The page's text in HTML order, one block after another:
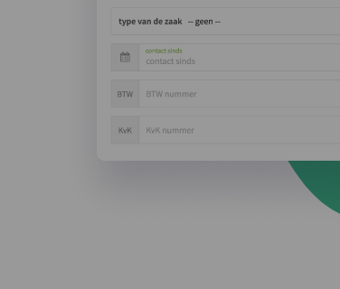
wat gebruikers wel en niet leuk vinden,
cookies en andere technologieën om gegevens
het gedrag van onze gebruikers en hun
deze informatie op in een gepseudonimiseerd
Hotjar, noch wij zullen deze informatie ooit
gebruikers te identificeren of te koppelen
over een individuele gebruiker.